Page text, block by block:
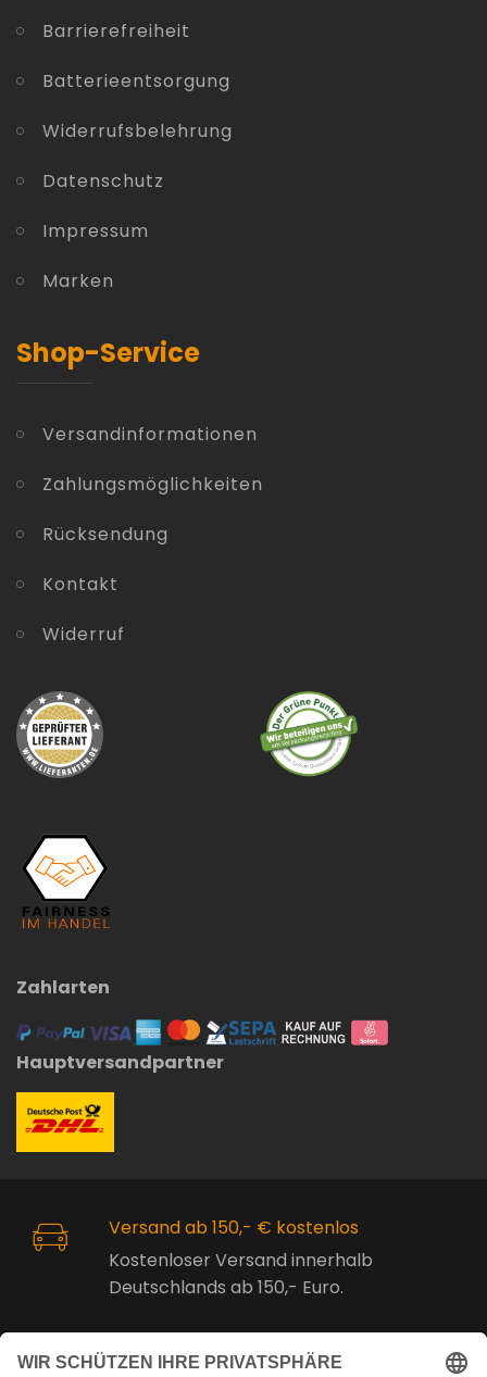
Barrierefreiheit
Batterieentsorgung
Widerrufsbelehrung
Datenschutz
Impressum
Marken
Shop-Service
Versandinformationen
Zahlungsmöglichkeiten
Rücksendung
Kontakt
Widerruf
Zahlarten
Hauptversandpartner
Versand ab 150,- € kostenlos
Kostenloser Versand innerhalb
Deutschlands ab 150,- Euro.
Online Support